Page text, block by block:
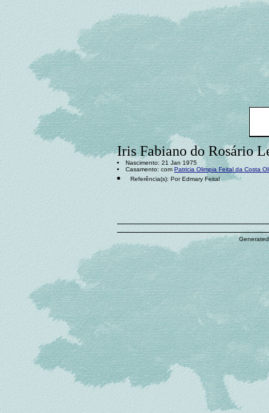
Iris Fabiano do Rosário
Nascimento: 21 Jan 1975
Casamento: com Patricia Olimpia Feital da Costa
Referência(s): Por Edmary Feital